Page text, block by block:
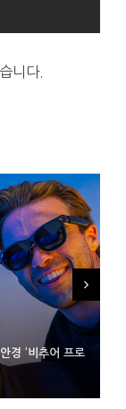
니다.
경 ‘비추어 프로
키징 대기 중
픈AI